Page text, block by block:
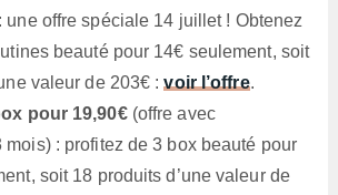
une offre spéciale 14 juillet ! Obtenez
beauté pour 14€ seulement, soit
valeur de 203€ :voir l’offre.
pour 19,90€(offre avec
mois) : profitez de 3 box beauté pour
soit 18 produits d’une valeur de